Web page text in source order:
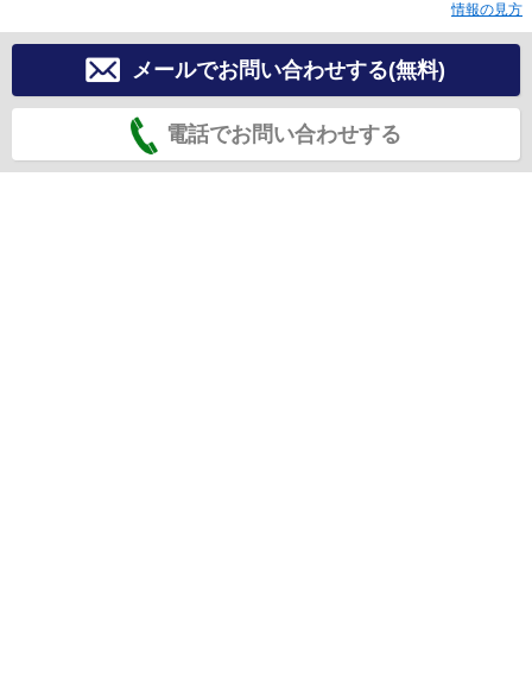
情報の見方
メールでお問い合わせする(無料)
電話でお問い合わせする